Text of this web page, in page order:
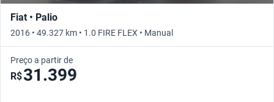
Fiat • Palio
2016 • 49.327 km • 1.0 FIRE FLEX • Manual
Preço a partir de
R$31.399